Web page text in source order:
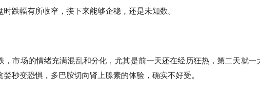
跌幅有所收窄，接下来能够企稳，还是未知数。
，市场的情绪充满混乱和分化，尤其是前一天还在经历狂热，第二天就一
秒变恐惧，多巴胺切向肾上腺素的体验，确实不好受。